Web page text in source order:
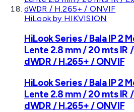
HiLook by HIKVISION
HiLook Series / Bala IP 2
Lente 2.8 mm / 20 mts IR
dWDR / H.265+ / ONVIF
HiLook Series / Bala IP 2
Lente 2.8 mm / 20 mts IR
dWDR / H.265+ / ONVIF